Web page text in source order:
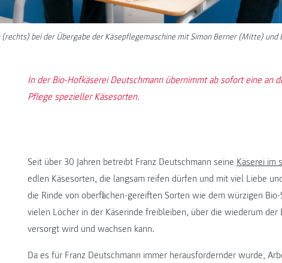
bei der Übergabe der Käsepflegemaschine mit Simon Berner (Mitte) und
In der Bio-Hofkäserei Deutschmann übernimmt ab sofort eine an
Pflege spezieller Käsesorten.
Seit über 30 Jahren betreibt Franz Deutschmann seine Käserei im
edlen Käsesorten, die langsam reifen dürfen und mit viel Liebe
die Rinde von oberflächen-gereiften Sorten wie dem würzigen
vielen Löcher in der Käserinde freibleiben, über die wiederum
versorgt wird und wachsen kann.
Da es für Franz Deutschmann immer herausfordernder wurde,